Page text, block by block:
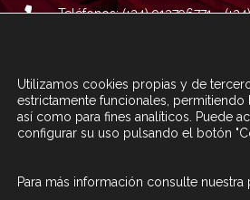
Teléfonos: (+34) 913796771 -
Correo :
CONTACTA CON
Utilizamos cookies propias y de
estrictamente funcionales, permitiendo
así como para fines analíticos. Puede
configurar su uso pulsando el botón
Para más información consulte nuestra